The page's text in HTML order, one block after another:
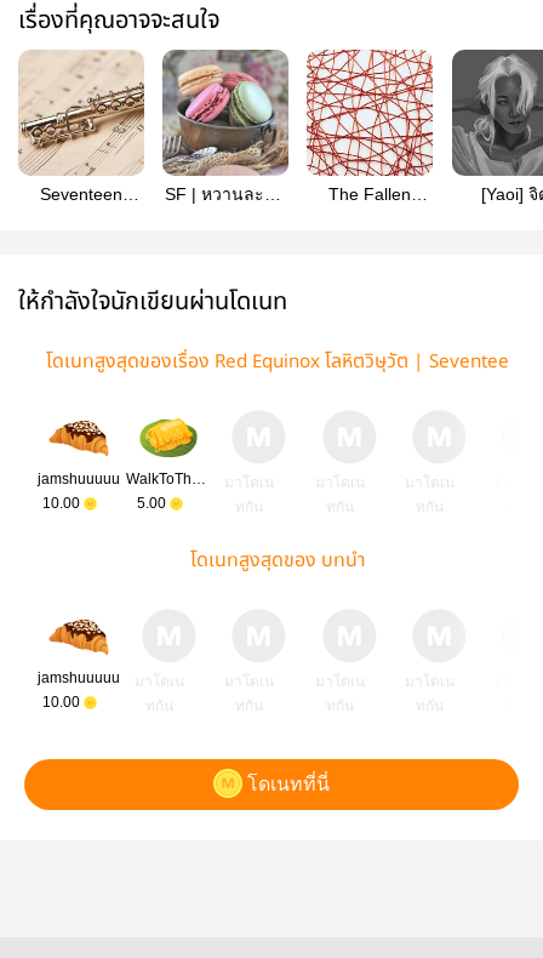
เรื่องที่คุณอาจจะสนใจ
Seventeen
SF | หวานละมุน
The Fallen
[Yaoi] จิ
ให้กำลังใจนักเขียนผ่านโดเนท
โดเนทสูงสุดของเรื่อง Red Equinox โลหิตวิษุวัต | Seventee
jamshuuuuu
10.00
5.00
มาโดเน
ทกัน
มาโดเน
ทกัน
มาโดเน
ทกัน
โดเนทสูงสุดของ บทนำ
jamshuuuuu
10.00
มาโดเน
ทกัน
มาโดเน
ทกัน
มาโดเน
ทกัน
มาโดเน
ทกัน
โดเนทที่นี่